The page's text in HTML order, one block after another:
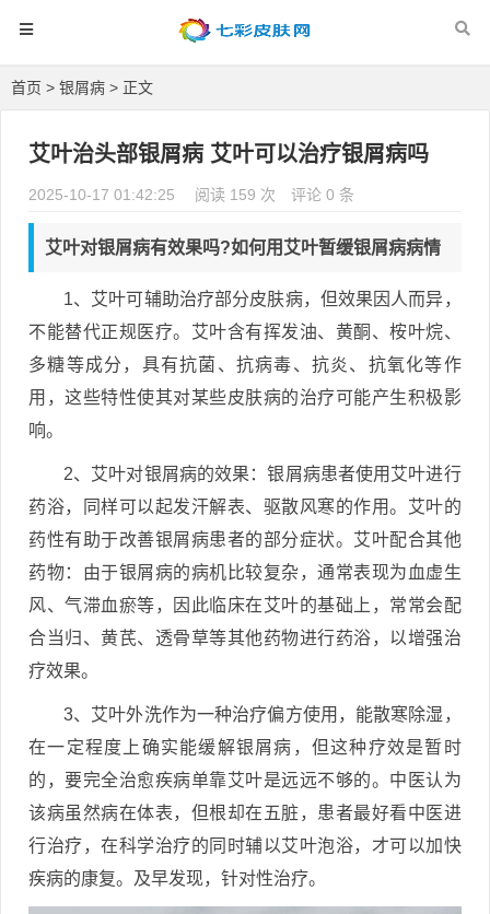
首页 > 银屑病 > 正文
艾叶治头部银屑病 艾叶可以治疗银屑病吗
2025-10-17 01:42:25 阅读 159 次 评论 0 条
艾叶对银屑病有效果吗?如何用艾叶暂缓银屑病病情
1、艾叶可辅助治疗部分皮肤病，但效果因人而异，
不能替代正规医疗。艾叶含有挥发油、黄酮、桉叶烷、
多糖等成分，具有抗菌、抗病毒、抗炎、抗氧化等作
用，这些特性使其对某些皮肤病的治疗可能产生积极影
响。
2、艾叶对银屑病的效果：银屑病患者使用艾叶进行
药浴，同样可以起发汗解表、驱散风寒的作用。艾叶的
药性有助于改善银屑病患者的部分症状。艾叶配合其他
药物：由于银屑病的病机比较复杂，通常表现为血虚生
风、气滞血瘀等，因此临床在艾叶的基础上，常常会配
合当归、黄芪、透骨草等其他药物进行药浴，以增强治
疗效果。
3、艾叶外洗作为一种治疗偏方使用，能散寒除湿，
在一定程度上确实能缓解银屑病，但这种疗效是暂时
的，要完全治愈疾病单靠艾叶是远远不够的。中医认为
该病虽然病在体表，但根却在五脏，患者最好看中医进
行治疗，在科学治疗的同时辅以艾叶泡浴，才可以加快
疾病的康复。及早发现，针对性治疗。